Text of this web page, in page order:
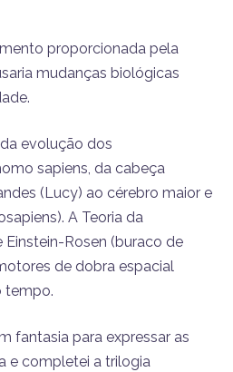
proporcionada pela
mudanças biológicas
evolução dos
sapiens, da cabeça
(Lucy) ao cérebro maior e
A Teoria da
Einstein-Rosen (buraco de
de dobra espacial
tempo.
fantasia para expressar as
e completei a trilogia